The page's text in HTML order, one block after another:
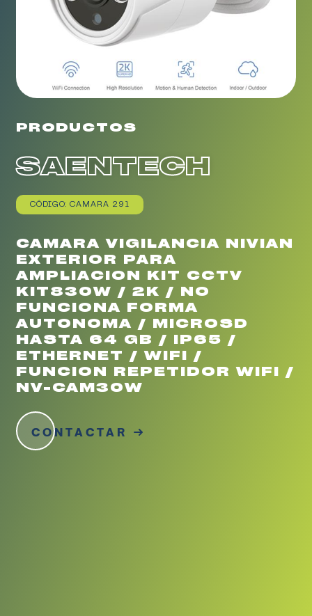
PRODUCTOS
SAENTECH
CÓDIGO: CAMARA 291
CAMARA VIGILANCIA NIVIAN
EXTERIOR PARA
AMPLIACION KIT CCTV
KIT830W / 2K / NO
FUNCIONA FORMA
AUTONOMA / MICROSD
HASTA 64 GB / IP65 /
ETHERNET / WIFI /
FUNCION REPETIDOR WIFI /
NV-CAM30W
CONTACTAR